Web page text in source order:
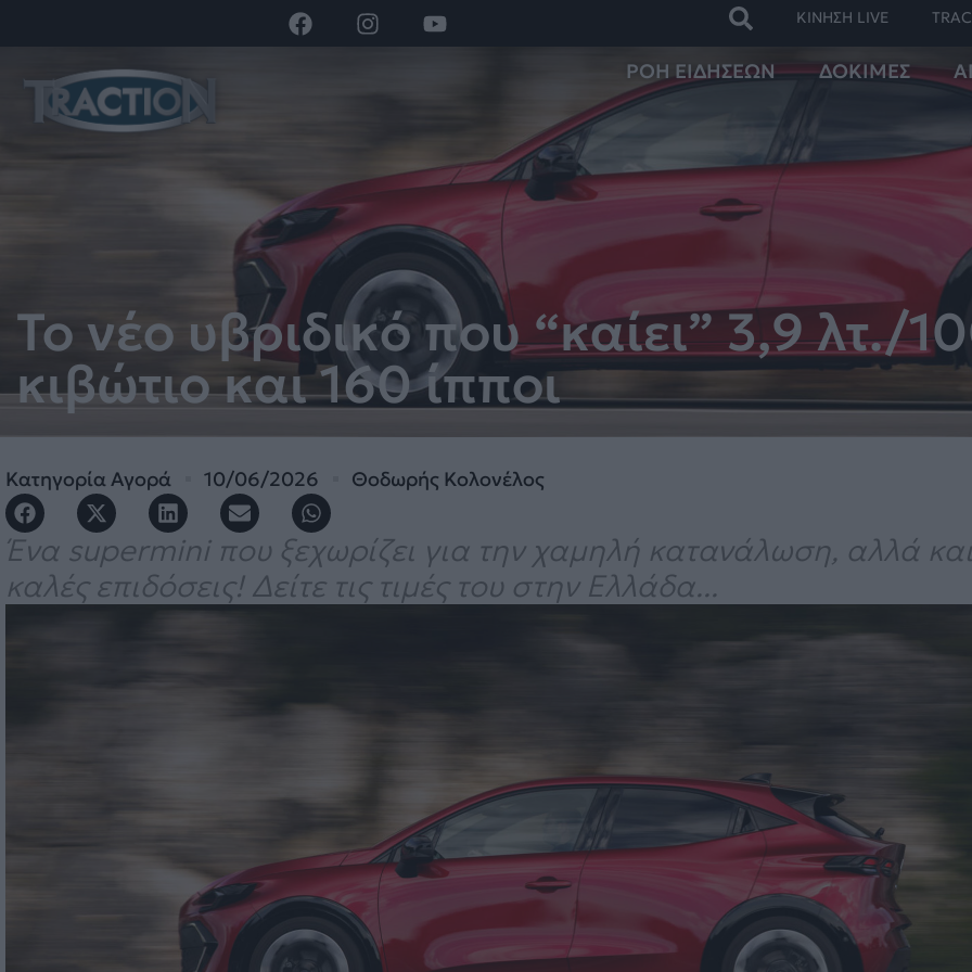
ΚΙΝΗΣΗ LIVE
ΡΟΗ ΕΙΔΗΣΕΩΝ ΔΟΚΙΜΕΣ
Το νέο υβριδικό που “καίει” 3,9 λτ./
κιβώτιο και 160 ίπποι
ΚατηγορίαΑγορά 10/06/2026 Θοδωρής Κολονέλος
Ένα supermini που ξεχωρίζει για την χαμηλή κατανάλωση, αλλά και
καλές επιδόσεις! Δείτε τις τιμές του στην Ελλάδα...